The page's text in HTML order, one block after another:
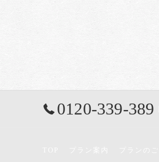
0120-339-389